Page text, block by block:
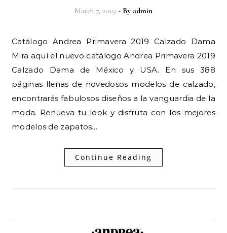
March 7, 2019 - By admin
Catálogo Andrea Primavera 2019 Calzado Dama
Mira aquí el nuevo catálogo Andrea Primavera 2019
Calzado Dama de México y USA. En sus 388
páginas llenas de novedosos modelos de calzado,
encontrarás fabulosos diseños a la vanguardia de la
moda. Renueva tu look y disfruta con los mejores
modelos de zapatos…
Continue Reading